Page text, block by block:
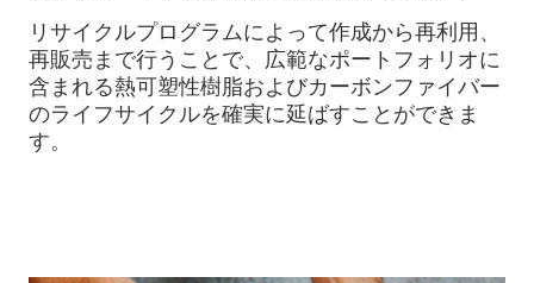
リサイクルプログラムによって作成から再利用、
再販売まで行うことで、広範なポートフォリオに
含まれる熱可塑性樹脂およびカーボンファイバー
のライフサイクルを確実に延ばすことができま
す。